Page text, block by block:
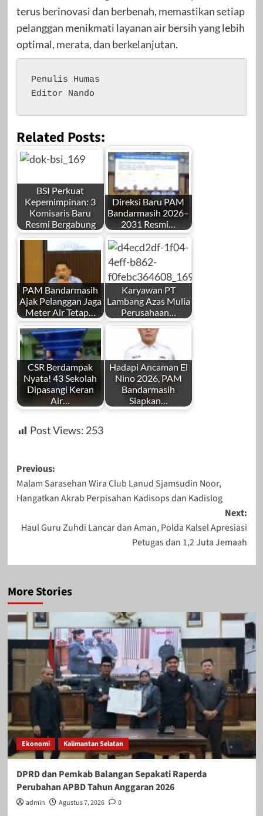
terus berinovasi dan berbenah, memastikan setiap
pelanggan menikmati layanan air bersih yang lebih
optimal, merata, dan berkelanjutan.
Penulis Humas
Editor Nando
Related Posts:
BSI Perkuat
Kepemimpinan: 3
Komisaris Baru
Resmi Bergabung
Direksi Baru PAM
Bandarmasih 2026–
2031 Resmi…
PAM Bandarmasih
Ajak Pelanggan Jaga
Meter Air Tetap…
Karyawan PT
Lambang Azas Mulia
Perusahaan…
CSR Berdampak
Nyata! 43 Sekolah
Dipasangi Keran
Air…
Hadapi Ancaman El
Nino 2026, PAM
Bandarmasih
Siapkan…
Post Views: 253
Post
navigation
Previous:
Malam Sarasehan Wira Club Lanud Sjamsudin Noor,
Hangatkan Akrab Perpisahan Kadisops dan Kadislog
Next:
Haul Guru Zuhdi Lancar dan Aman, Polda Kalsel Apresiasi
Petugas dan 1,2 Juta Jemaah
More Stories
Ekonomi Kalimantan Selatan
DPRD dan Pemkab Balangan Sepakati Raperda
Perubahan APBD Tahun Anggaran 2026
admin Agustus 7, 2026 0